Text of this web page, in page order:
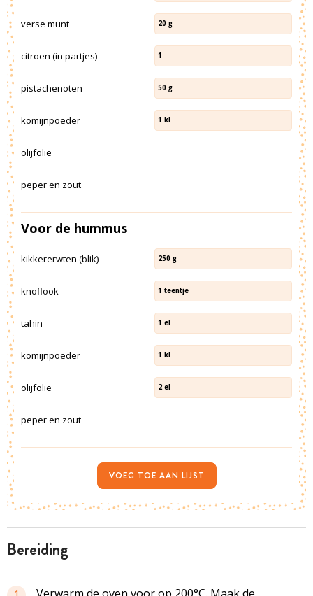
bereiding
Verwarm de oven voor op 200°C. Maak de
verse munt 20 g
citroen (in partjes) 1
pistachenoten 50 g
komijnpoeder 1 kl
olijfolie
peper en zout
Voor de hummus
kikkererwten (blik) 250 g
knoflook 1 teentje
tahin 1 el
komijnpoeder 1 kl
olijfolie 2 el
peper en zout
VOEG TOE AAN LIJST